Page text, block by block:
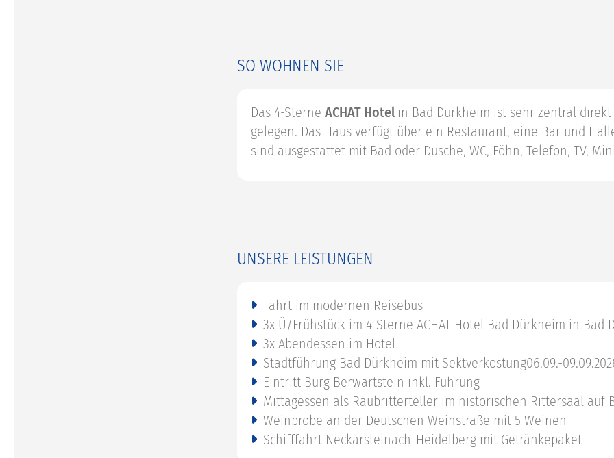
SO WOHNEN SIE
Das 4-Sterne ACHAT Hotel in Bad Dürkheim ist sehr zentral
gelegen. Das Haus verfügt über ein Restaurant, eine Bar und
sind ausgestattet mit Bad oder Dusche, WC, Föhn, Telefon, TV,
UNSERE LEISTUNGEN
Fahrt im modernen Reisebus
3x Ü/Frühstück im 4-Sterne ACHAT Hotel Bad Dürkheim in Bad
3x Abendessen im Hotel
Stadtführung Bad Dürkheim mit Sektverkostung06.09.-
Eintritt Burg Berwartstein inkl. Führung
Mittagessen als Raubritterteller im historischen Rittersaal auf
Weinprobe an der Deutschen Weinstraße mit 5 Weinen
Schifffahrt Neckarsteinach-Heidelberg mit Getränkepaket